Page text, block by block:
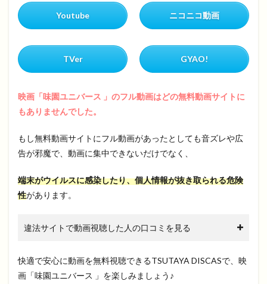
Youtube ニコニコ動画
TVer GYAO!
映画「味園ユニバース 」のフル動画はどの無料動画サイトに
もありませんでした。
もし無料動画サイトにフル動画があったとしても音ズレや広
告が邪魔で、動画に集中できないだけでなく、
端末がウイルスに感染したり、個人情報が抜き取られる危険
性があります。
違法サイトで動画視聴した人の口コミを見る
快適で安心に動画を無料視聴できるTSUTAYA DISCASで、映
画「味園ユニバース 」を楽しみましょう♪